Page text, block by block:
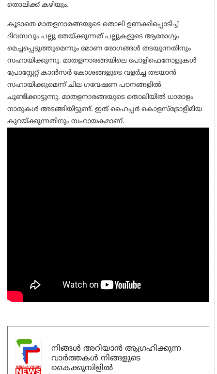
തൊലിക്ക് കഴിയും.
കൂടാതെ മാതളനാരങ്ങയുടെ തൊലി ഉണക്കിപ്പൊടിച്ച്
ദിവസവും പല്ലു തേയ്ക്കുന്നത് പല്ലുകളുടെ ആരോഗ്യം
മെച്ചപ്പെടുത്തുമെന്നും മോണ രോഗങ്ങള്‍ തടയുന്നതിനും
സഹായിക്കുന്നു. മാതളനാരങ്ങയിലെ പോളിഫെനോളുകള്‍
പ്രോസ്റ്റേറ്റ് കാന്‍സര്‍ കോശങ്ങളുടെ വളര്‍ച്ച തടയാന്‍
സഹായിക്കുമെന്ന് ചില ഗവേഷണ പഠനങ്ങളില്‍
ചൂണ്ടിക്കാട്ടുന്നു. മാതളനാരങ്ങയുടെ തൊലിയില്‍ ധാരാളം
നാരുകള്‍ അടങ്ങിയിട്ടുണ്ട്. ഇത് ഹൈപ്പര്‍ കൊളസ്ട്രോളീമിയ
കുറയ്ക്കുന്നതിനും സഹായകമാണ്.
നിങ്ങൾ അറിയാൻ ആഗ്രഹിക്കുന്ന
വാർത്തകൾ നിങ്ങളുടെ
കൈക്കുമ്പിളിൽ